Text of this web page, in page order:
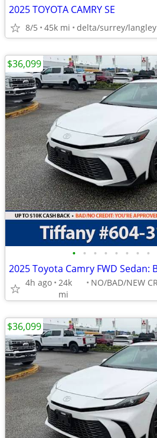
2025 TOYOTA CAMRY SE
8/5 45k mi delta/surrey/langley
• • • • • • • •
4h ago 24k
mi
$36,099
$36,099